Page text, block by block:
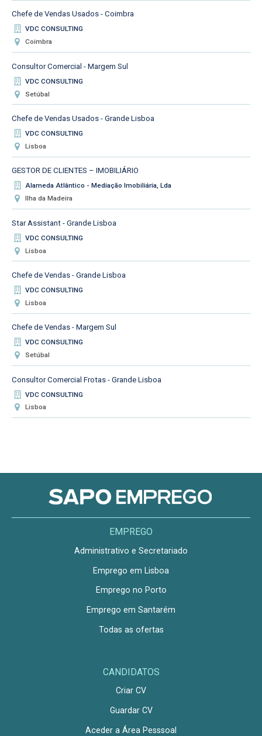
Chefe de Vendas Usados - Coimbra
VDC CONSULTING
Coimbra
Consultor Comercial - Margem Sul
VDC CONSULTING
Setúbal
Chefe de Vendas Usados - Grande Lisboa
VDC CONSULTING
Lisboa
GESTOR DE CLIENTES – IMOBILIÁRIO
Alameda Atlântico - Mediação Imobiliária, Lda
Ilha da Madeira
Star Assistant - Grande Lisboa
VDC CONSULTING
Lisboa
Chefe de Vendas - Grande Lisboa
VDC CONSULTING
Lisboa
Chefe de Vendas - Margem Sul
VDC CONSULTING
Setúbal
Consultor Comercial Frotas - Grande Lisboa
VDC CONSULTING
Lisboa
EMPREGO
Administrativo e Secretariado
Emprego em Lisboa
Emprego no Porto
Emprego em Santarém
Todas as ofertas
CANDIDATOS
Criar CV
Guardar CV
Aceder a Área Pesssoal